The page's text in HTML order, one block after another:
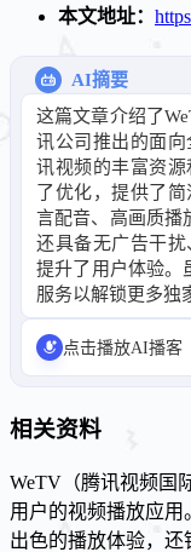
本文地址：
AI摘要
这篇文章介绍了
讯公司推出的面
讯视频的丰富资
了优化，提供了
言配音、高画质播
还具备无广告干扰
提升了用户体验。
服务以解锁更多独
点击播放AI播客
相关资料
WeTV（腾讯视频国
用户的视频播放应用
出色的播放体验，